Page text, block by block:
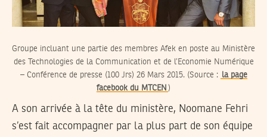
Groupe incluant une partie des membres Afek en poste au Ministère
des Technologies de la Communication et de l’Economie Numérique
– Conférence de presse (100 Jrs) 26 Mars 2015. (Source : la page
facebook du MTCEN )
A son arrivée à la tête du ministère, Noomane Fehri
s’est fait accompagner par la plus part de son équipe